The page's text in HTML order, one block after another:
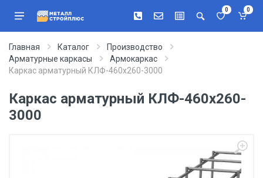
0 0
Главная Каталог
Производство
Арматурные каркасы
Армокаркас
Каркас арматурный КЛФ-460х260-3000
Каркас арматурный КЛФ-460х260-
3000